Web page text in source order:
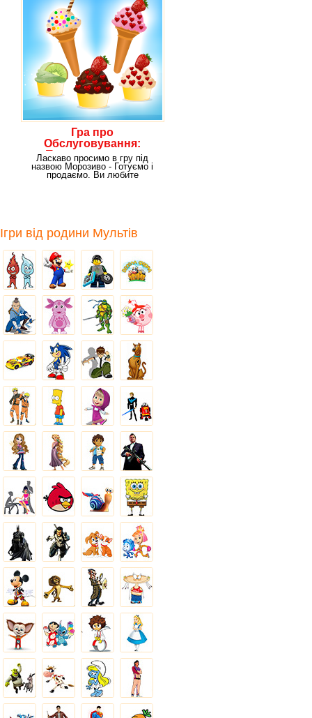
Гра про
Обслуговування:
Приготування та
Продаж Морозива
Ласкаво просимо в гру під
назвою Морозиво - Готуємо і
продаємо. Ви любите
Ігри від родини Мультів